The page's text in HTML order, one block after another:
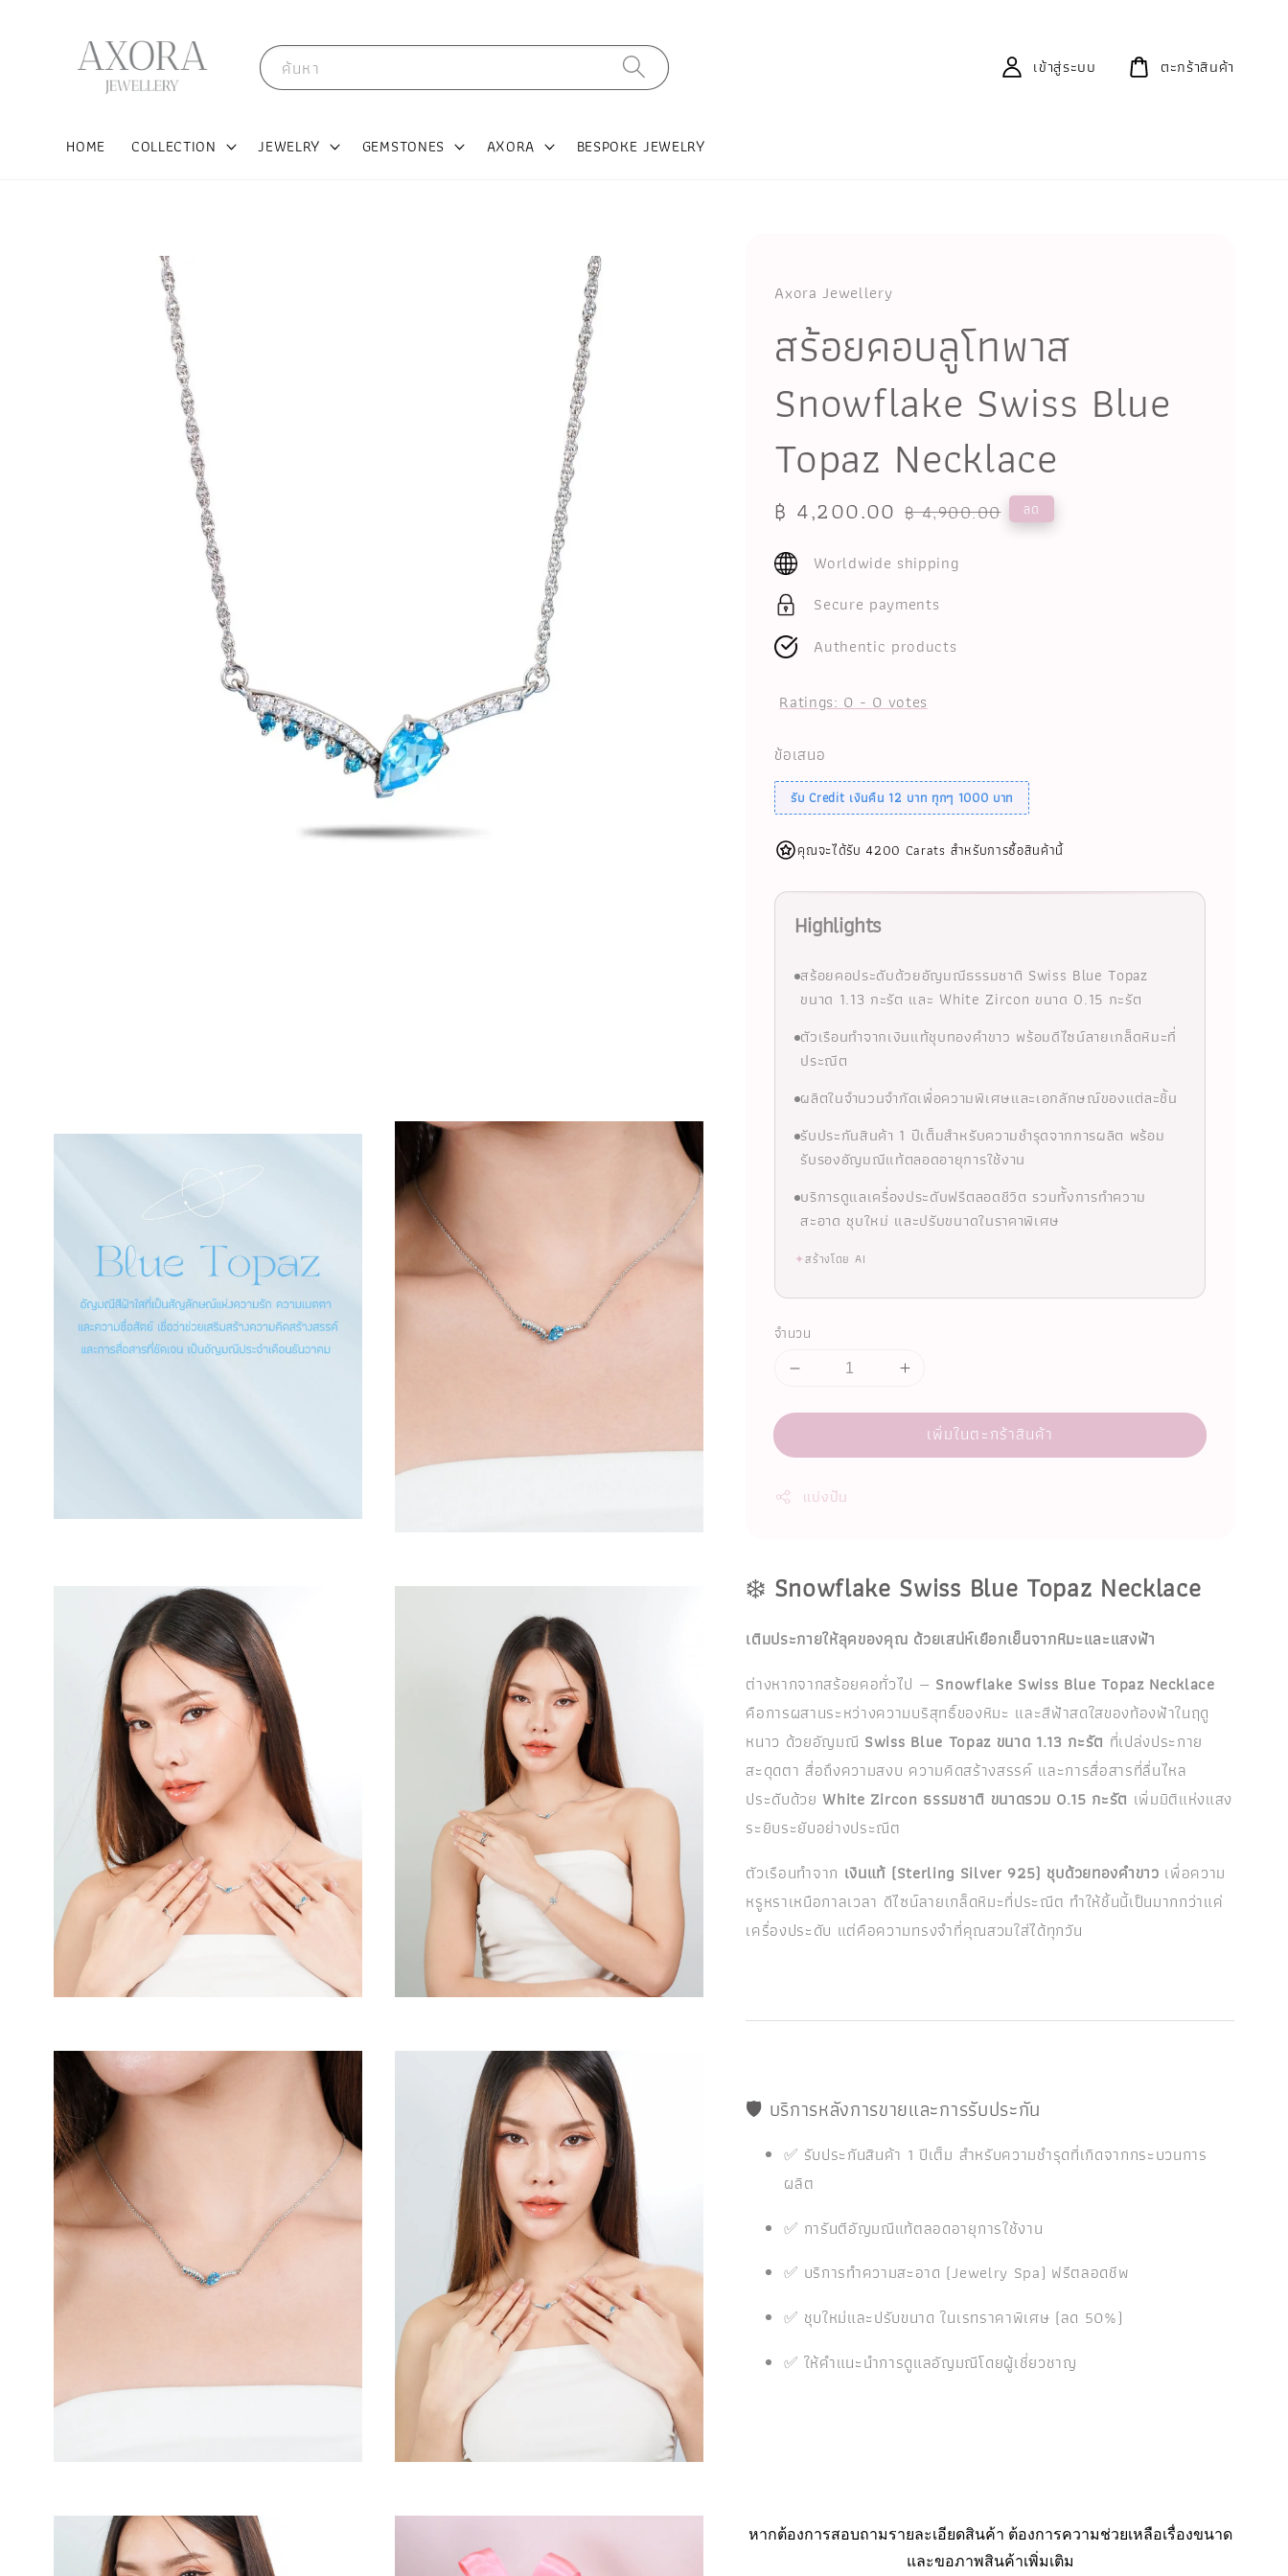
ค้นหา
HOME COLLECTION JEWELRY GEMSTONES AXORA BESPOKE JEWELRY
เข้าสู่ระบบ ตะกร้าสินค้า
Axora Jewellery
สร้อยคอบลูโทพาส
Snowflake Swiss Blue
Topaz Necklace
Sale
price
฿ 4,200.00 Regular
฿ 4,900.00 ลด
Worldwide shipping
Secure payments
Authentic products
Ratings:0-0votes
ข้อเสนอ
รับ Credit เงินคืน 12 บาท ทุกๆ 1000 บาท
คุณจะได้รับ 4200 Carats สำหรับการซื้อสินค้านี้
Highlights
สร้อยคอประดับด้วยอัญมณีธรรมชาติ Swiss Blue Topaz
ขนาด 1.13 กะรัต และ White Zircon ขนาด 0.15 กะรัต
ตัวเรือนทำจากเงินแท้ชุบทองคำขาว พร้อมดีไซน์ลายเกล็ดหิมะที่
ประณีต
ผลิตในจำนวนจำกัดเพื่อความพิเศษและเอกลักษณ์ของแต่ละชิ้น
รับประกันสินค้า 1 ปีเต็มสำหรับความชำรุดจากการผลิต พร้อม
รับรองอัญมณีแท้ตลอดอายุการใช้งาน
บริการดูแลเครื่องประดับฟรีตลอดชีวิต รวมทั้งการทำความ
สะอาด ชุบใหม่ และปรับขนาดในราคาพิเศษ
✦สร้างโดย AI
จำนวน
เพิ่มในตะกร้าสินค้า
แบ่งปัน
❄️ Snowflake Swiss Blue Topaz Necklace
เติมประกายให้ลุคของคุณ ด้วยเสน่ห์เยือกเย็นจากหิมะและแสงฟ้า
ต่างหากจากสร้อยคอทั่วไป — Snowflake Swiss Blue Topaz Necklace
คือการผสานระหว่างความบริสุทธิ์ของหิมะ และสีฟ้าสดใสของท้องฟ้าในฤดู
หนาว ด้วยอัญมณี Swiss Blue Topaz ขนาด 1.13 กะรัต ที่เปล่งประกาย
สะดุดตา สื่อถึงความสงบ ความคิดสร้างสรรค์ และการสื่อสารที่ลื่นไหล
ประดับด้วยWhite Zircon ธรรมชาติ ขนาดรวม 0.15 กะรัต เพิ่มมิติแห่งแสง
ระยิบระยับอย่างประณีต
ตัวเรือนทำจาก เงินแท้ (Sterling Silver 925) ชุบด้วยทองคำขาว เพื่อความ
หรูหราเหนือกาลเวลา ดีไซน์ลายเกล็ดหิมะที่ประณีต ทำให้ชิ้นนี้เป็นมากกว่าแค่
เครื่องประดับ แต่คือความทรงจำที่คุณสวมใส่ได้ทุกวัน
🛡️ บริการหลังการขายและการรับประกัน
✅ รับประกันสินค้า 1 ปีเต็ม สำหรับความชำรุดที่เกิดจากกระบวนการ
ผลิต
✅ การันตีอัญมณีแท้ตลอดอายุการใช้งาน
✅ บริการทำความสะอาด (Jewelry Spa) ฟรีตลอดชีพ
✅ ชุบใหม่และปรับขนาด ในเรทราคาพิเศษ (ลด 50%)
✅ ให้คำแนะนำการดูแลอัญมณีโดยผู้เชี่ยวชาญ
หากต้องการสอบถามรายละเอียดสินค้า ต้องการความช่วยเหลือเรื่องขนาด
และขอภาพสินค้าเพิ่มเติม